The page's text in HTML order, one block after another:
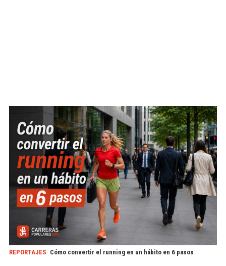
REPORTAJES Cómo convertir el running en un hábito en 6 pasos